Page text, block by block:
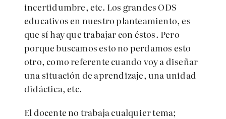
incertidumbre, etc. Los grandes ODS
educativos en nuestro planteamiento, es
que sí hay que trabajar con éstos. Pero
porque buscamos esto no perdamos esto
otro, como referente cuando voy a diseñar
una situación de aprendizaje, una unidad
didáctica, etc.
El docente no trabaja cualquier tema;